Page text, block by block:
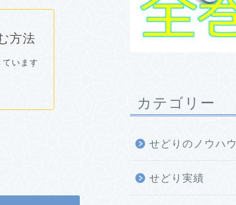
方法
います
カテゴリー
せどりのノウハウ
せどり実績